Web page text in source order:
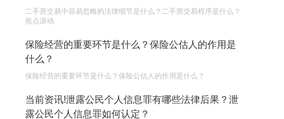
代理权的产生原因是什么？当我国没有外贸经营权
的企业委托外贸公司进出口贸易时，相关当事人的
权利和责任是什么？
2023-05-04
单纯的遗产赠要缴税吗？
2023-05-05
二手房交易中容易忽略的法律细节是什么？二手房交易程序是什么？
焦点滚动
保险经营的重要环节是什么？保险公估人的作用是
什么？
保险经营的重要环节是什么？保险公估人的作用是什么？
当前资讯!泄露公民个人信息罪有哪些法律后果？泄
露公民个人信息罪如何认定？